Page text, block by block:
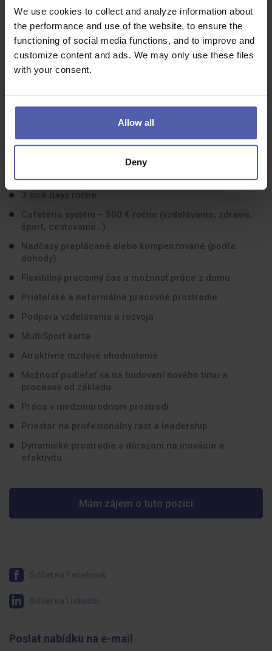
We use cookies to collect and analyze information about
the performance and use of the website, to ensure the
functioning of social media functions, and to improve and
customize content and ads. We may only use these files
with your consent.
Allow all
Deny
Ochota budovať si technické a analytické zručnosti
Schopnosť organizovať si prácu, dôslednosť a zmysel
pre detail
Dobré komunikačné a medziľudské zručnosti
skúsenejších kolegov
3 sick days ročne
Cafeteria systém – 500 € ročne (vzdelávanie, zdravie,
šport, cestovanie…)
Nadčasy preplácané alebo kompenzované (podľa
dohody)
Flexibilný pracovný čas a možnosť práce z domu
Priateľské a neformálne pracovné prostredie
Podpora vzdelávania a rozvoja
MultiSport karta
Atraktívne mzdové ohodnotenie
Možnosť podieľať sa na budovaní nového tímu a
procesov od základu
Práca v medzinárodnom prostredí
Priestor na profesionálny rast a leadership
Dynamické prostredie s dôrazom na inovácie a
efektivitu
Mám zájem o tuto pozici
Poslat nabídku na e-mail